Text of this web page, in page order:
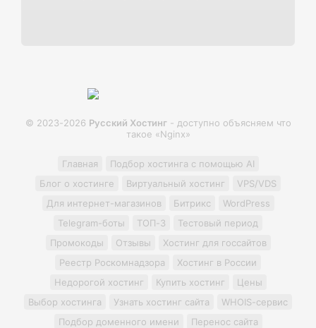
© 2023-2026 Русский Хостинг- доступно объясняем что
такое «Nginx»
Главная
Подбор хостинга с помощью AI
Блог о хостинге
Виртуальный хостинг
VPS/VDS
Для интернет-магазинов
Битрикс
WordPress
Telegram-боты
ТОП-3
Тестовый период
Промокоды
Отзывы
Хостинг для госсайтов
Реестр Роскомнадзора
Хостинг в России
Недорогой хостинг
Купить хостинг
Цены
Выбор хостинга
Узнать хостинг сайта
WHOIS-сервис
Подбор доменного имени
Перенос сайта